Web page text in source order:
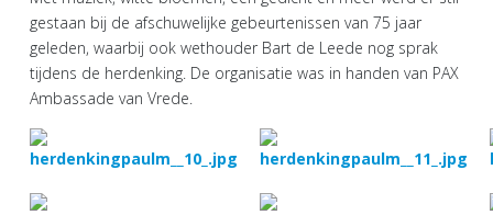
gestaan bij de afschuwelijke gebeurtenissen van 75 jaar
geleden, waarbij ook wethouder Bart de Leede nog sprak
tijdens de herdenking. De organisatie was in handen van PAX
Ambassade van Vrede.